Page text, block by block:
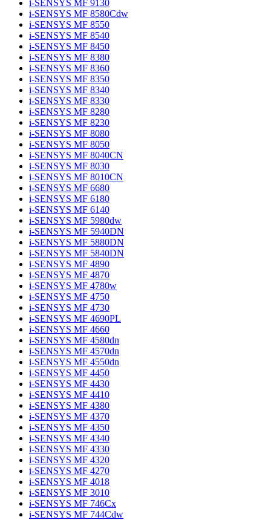
i-SENSYS MF 9130
i-SENSYS MF 8580Cdw
i-SENSYS MF 8550
i-SENSYS MF 8540
i-SENSYS MF 8450
i-SENSYS MF 8380
i-SENSYS MF 8360
i-SENSYS MF 8350
i-SENSYS MF 8340
i-SENSYS MF 8330
i-SENSYS MF 8280
i-SENSYS MF 8230
i-SENSYS MF 8080
i-SENSYS MF 8050
i-SENSYS MF 8040CN
i-SENSYS MF 8030
i-SENSYS MF 8010CN
i-SENSYS MF 6680
i-SENSYS MF 6180
i-SENSYS MF 6140
i-SENSYS MF 5980dw
i-SENSYS MF 5940DN
i-SENSYS MF 5880DN
i-SENSYS MF 5840DN
i-SENSYS MF 4890
i-SENSYS MF 4870
i-SENSYS MF 4780w
i-SENSYS MF 4750
i-SENSYS MF 4730
i-SENSYS MF 4690PL
i-SENSYS MF 4660
i-SENSYS MF 4580dn
i-SENSYS MF 4570dn
i-SENSYS MF 4550dn
i-SENSYS MF 4450
i-SENSYS MF 4430
i-SENSYS MF 4410
i-SENSYS MF 4380
i-SENSYS MF 4370
i-SENSYS MF 4350
i-SENSYS MF 4340
i-SENSYS MF 4330
i-SENSYS MF 4320
i-SENSYS MF 4270
i-SENSYS MF 4018
i-SENSYS MF 3010
i-SENSYS MF 746Cx
i-SENSYS MF 744Cdw